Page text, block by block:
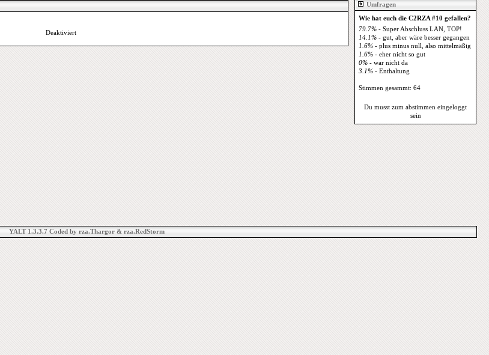
Deaktiviert
Umfragen
Wie hat euch die C2RZA #10 gefallen?
79.7% - Super Abschluss LAN, TOP!
14.1% - gut, aber wäre besser gegangen
1.6% - plus minus null, also mittelmäßig
1.6% - eher nicht so gut
0% - war nicht da
3.1% - Enthaltung
Stimmen gesammt: 64
Du musst zum abstimmen eingeloggt
sein
YALT 1.3.3.7 Coded by rza.Thargor & rza.RedStorm